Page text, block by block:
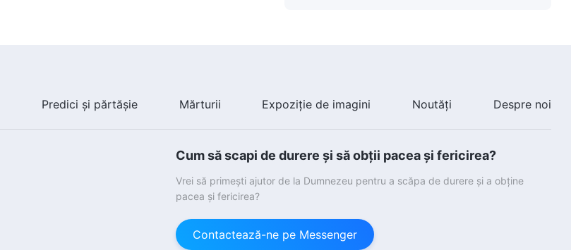
Predici și părtășie Mărturii Expoziție de imagini Noutăți Despre noi
Cum să scapi de durere și să obții pacea și fericirea?
Vrei să primești ajutor de la Dumnezeu pentru a scăpa de durere și a obține
pacea și fericirea?
Contactează-ne pe Messenger